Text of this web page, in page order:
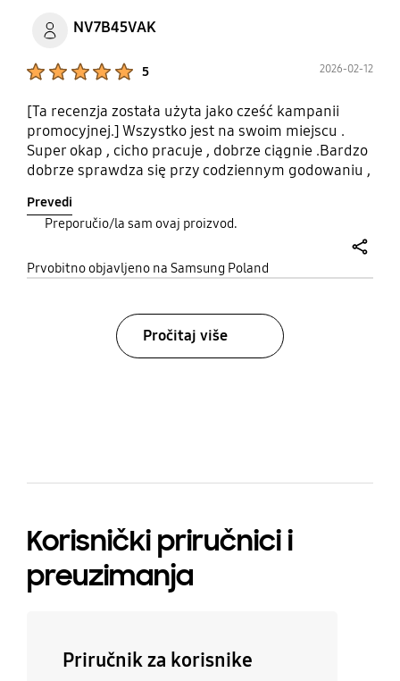
LED, które dobrze doświetla płytę grzewczą i jest
energooszczędne. Sterowanie mechaniczne za
pomocą przycisków jest proste, intuicyjne i
niezawodne.
NV7B45VAK
5 2026-02-12
[Ta recenzja została użyta jako cześć kampanii
promocyjnej.] Wszystko jest na swoim miejscu .
Super okap , cicho pracuje , dobrze ciągnie .Bardzo
dobrze sprawdza się przy codziennym godowaniu ,
ten ekstra produkt !!!!
Prevedi
Preporučio/la sam ovaj proizvod.
Prvobitno objavljeno na Samsung Poland
Pročitaj više
Korisnički priručnici i
preuzimanja
Priručnik za korisnike